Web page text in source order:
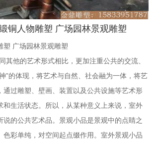
铜人物雕塑 广场园林景观雕塑
塑 广场园林景观雕塑
其他的艺术形式相比，更加注重公共的交流、
”的体现，将艺术与自然、社会融为一体，将艺
通过雕塑、壁画、装置以及公共设施等艺术形
和生活状态。所以，从某种意义上来说，室外
说的公共艺术品。景观小品是景观中的点睛之
色彩单纯，对空间起点缀作用。室外景观小品